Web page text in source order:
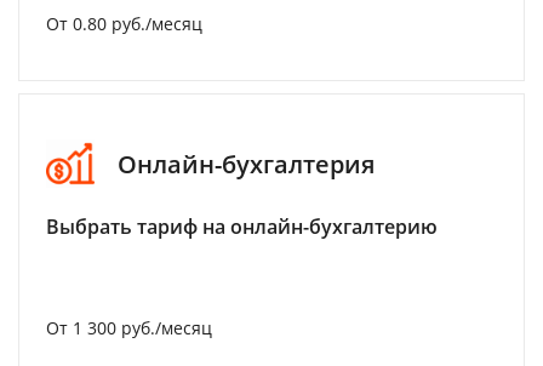
От 0.80 руб./месяц
Онлайн-бухгалтерия
Выбрать тариф на онлайн-бухгалтерию
От 1 300 руб./месяц